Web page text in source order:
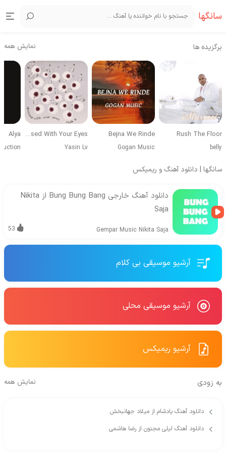
سانگها
برگزیده ها نمایش همه
Rush The Floor
belly
Bejna We Rinde
Gogan Music
Obsessed With Your Eyes
Yasin Lv
Alya
سانگها | دانلود آهنگ و ریمیکس
دانلود آهنگ خارجی Bung Bung Bang از Nikita
Saja
Gempar Music Nikita Saja
53
آرشیو موسیقی بی کلام
آرشیو موسیقی محلی
آرشیو ریمیکس
به زودی نمایش همه
دانلود آهنگ یادشام از میلاد جهانبخش
دانلود آهنگ لیلی مجنون از رضا هاشمی